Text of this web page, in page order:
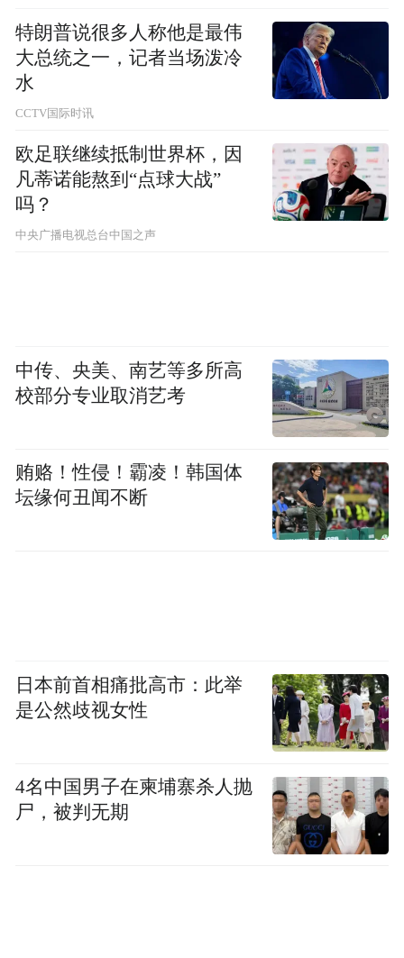
特朗普说很多人称他是最伟
大总统之一，记者当场泼冷
水
CCTV国际时讯
欧足联继续抵制世界杯，因
凡蒂诺能熬到“点球大战”
吗？
中央广播电视总台中国之声
中传、央美、南艺等多所高
校部分专业取消艺考
贿赂！性侵！霸凌！韩国体
坛缘何丑闻不断
日本前首相痛批高市：此举
是公然歧视女性
4名中国男子在柬埔寨杀人抛
尸，被判无期